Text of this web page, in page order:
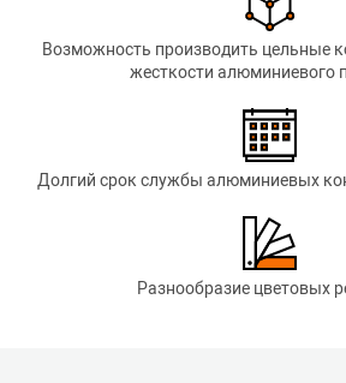
Возможность производить цельные
жесткости алюминиевого
Долгий срок службы алюминиевых
Разнообразие цветовых